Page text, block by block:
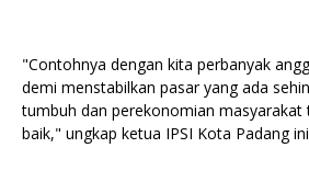
"Contohnya dengan kita perbanyak
demi menstabilkan pasar yang ada
tumbuh dan perekonomian masyarakat
baik," ungkap ketua IPSI Kota Padang